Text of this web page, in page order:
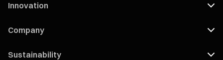
Innovation
Company
Sustainability